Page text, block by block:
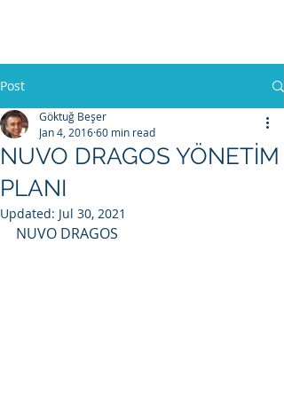
Post
NUVO DRAGOS YÖNETİM
PLANI
Göktuğ Beşer
Jan 4, 201660 min read
Updated: Jul 30, 2021
NUVO DRAGOS